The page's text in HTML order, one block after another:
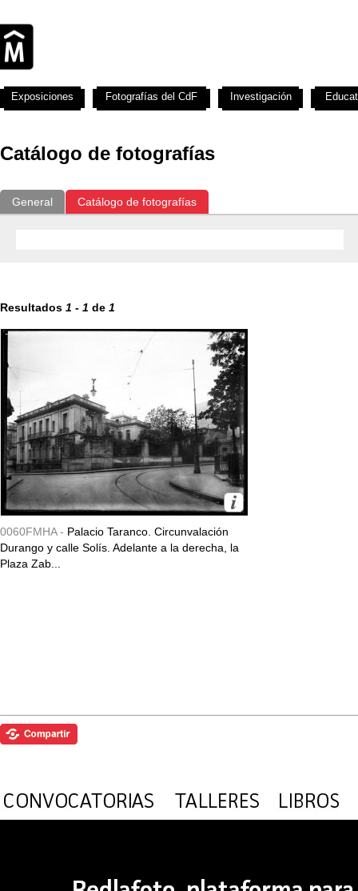
Catálogo de fotografías
General Catálogo de fotografías
Resultados 1 - 1 de 1
0060FMHA - Palacio Taranco. Circunvalación
Durango y calle Solís. Adelante a la derecha, la
Plaza Zab...
Exposiciones Fotografías del CdF Investigación